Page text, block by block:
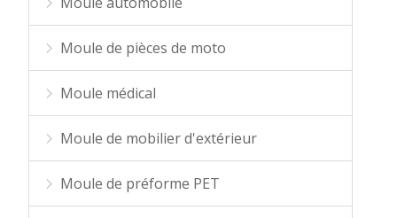
Moule de pièces de moto
Moule médical
Moule de mobilier d'extérieur
Moule de préforme PET